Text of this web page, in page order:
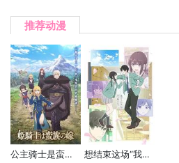
推荐动漫
公主骑士是蛮族的新娘 想结束这场“我爱你”的游戏